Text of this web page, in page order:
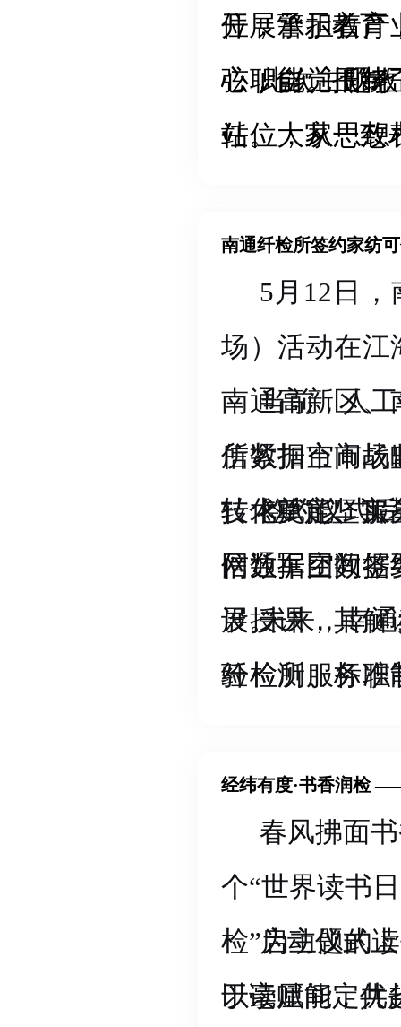
开展警示教育
弦，自觉抵制
位，承担着产
心职能。围绕
站位，从思想
矩，健全风
干、以干践廉
此次主题
任。大家一致
履行纤检职责
全贡献更大力
5月12日
场）活动在江
南通高新区、
信数据空间战
转化奠定坚实
当前，人
所紧扣市市场
技术赋能、服
信数据空间签
展。
签约仪式
网通军团数据
设授课，其解
纤检所服务职
未来，南
验检测、标准
为家纺企业提
为全市家纺
经
春风拂面
个“世界读书
检”为主题的
以读赋能，共
启动仪式
于毫厘间定优